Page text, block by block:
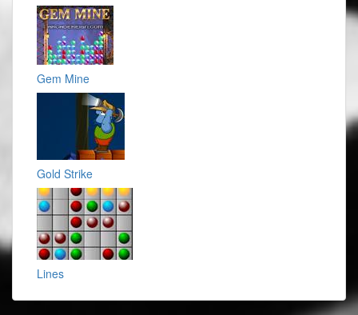
Gem Mine
Gold Strike
Lines